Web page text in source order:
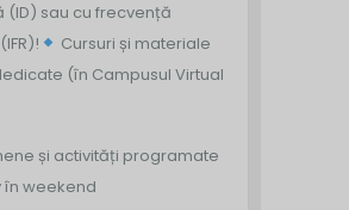
(ID) sau cu frecvență
Cursuri și materiale
(în Campusul Virtual
și activități programate
în weekend